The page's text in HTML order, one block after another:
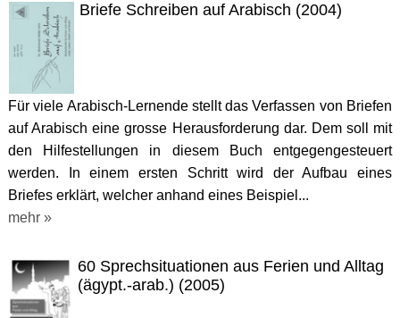
Briefe Schreiben auf Arabisch (2004)
Für viele Arabisch-Lernende stellt das Verfassen von Briefen
auf Arabisch eine grosse Herausforderung dar. Dem soll mit
den Hilfestellungen in diesem Buch entgegengesteuert
werden. In einem ersten Schritt wird der Aufbau eines
Briefes erklärt, welcher anhand eines Beispiel...
mehr »
60 Sprechsituationen aus Ferien und Alltag
(ägypt.-arab.) (2005)